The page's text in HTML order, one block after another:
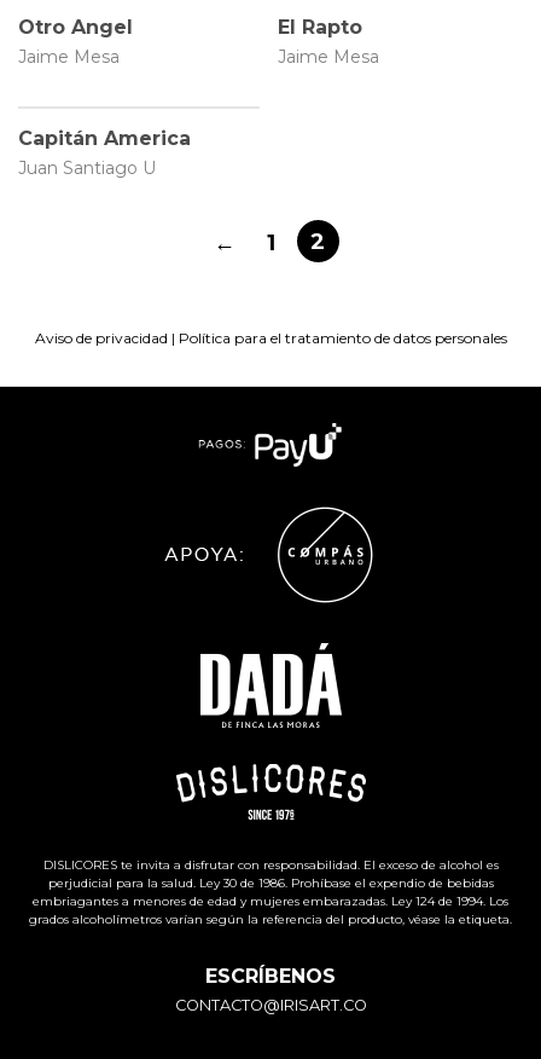
Otro Angel
Jaime Mesa
El Rapto
Jaime Mesa
30 × 85 cm
Capitán America
Juan Santiago U
← 1 2
Aviso de privacidad | Política para el tratamiento de datos personales
DISLICORES te invita a disfrutar con responsabilidad. El exceso de alcohol es
perjudicial para la salud. Ley 30 de 1986. Prohíbase el expendio de bebidas
embriagantes a menores de edad y mujeres embarazadas. Ley 124 de 1994. Los
grados alcoholímetros varían según la referencia del producto, véase la etiqueta.
ESCRÍBENOS
CONTACTO@IRISART.CO